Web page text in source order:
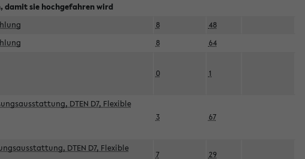
sie hochgefahren wird
8
48
8 64
0 1
DTEN D7, Flexible
3 67
DTEN D7, Flexible
7 29